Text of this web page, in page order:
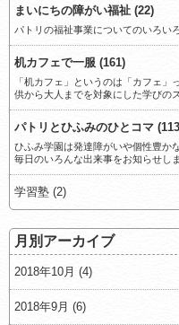
まいにちの障がい福祉 (22)
パトリの福祉事業についてのいろい
机カフェで一服 (161)
「机カフェ」というのは「カフェ
供から大人までを対象にした学びの
パトリとひふみのひとコマ
ひふみ学園は発達障がいや個性豊か
毎日のいろんな出来事をお知らせしま
学習塾 (2)
月別アーカイブ
2018年10月 (4)
2018年9月 (6)